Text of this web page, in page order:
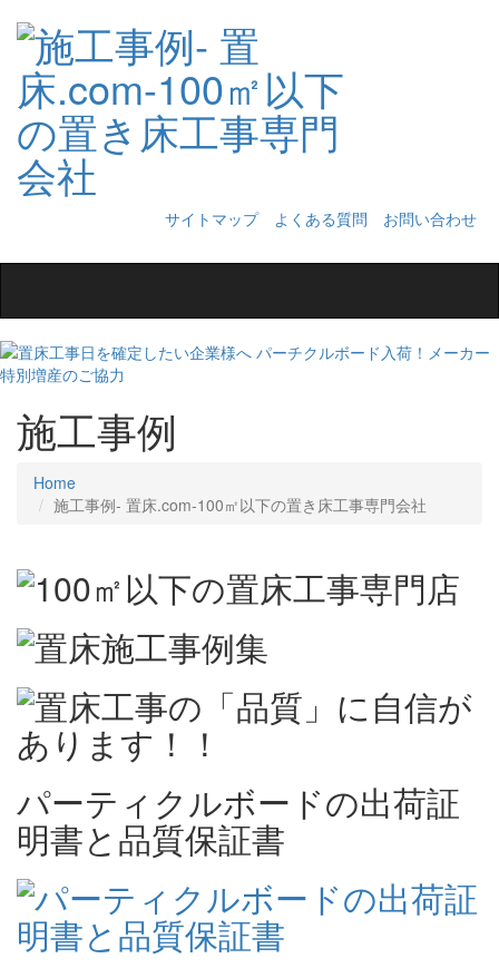
サイトマップ よくある質問
お問い合わせ
navigation
施工事例
Home
施工事例‐ 置床.com-100㎡以下の置き床工事専門会社
パーティクルボードの出荷証
明書と品質保証書